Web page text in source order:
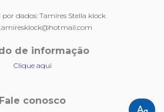
por dados: Tamires Stella klock
de informação
Clique aqui
Fale conosco